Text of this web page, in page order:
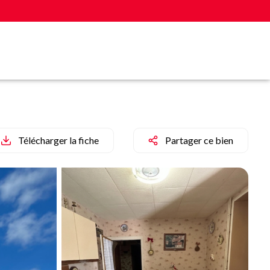
Télécharger la fiche Partager ce bien